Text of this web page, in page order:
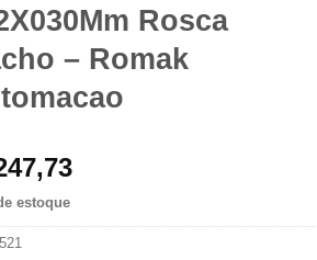
Rosca
– Romak
estoque
521